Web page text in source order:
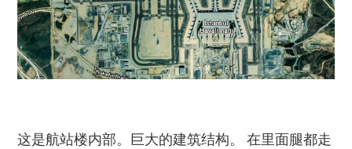
这是航站楼内部。巨大的建筑结构。 在里面腿都走